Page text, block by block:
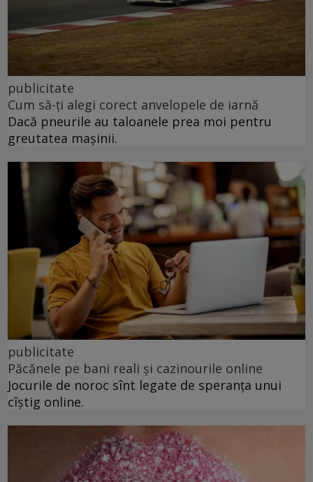
publicitate
Cum să-ți alegi corect anvelopele de iarnă
Dacă pneurile au taloanele prea moi pentru
greutatea mașinii.
publicitate
Păcănele pe bani reali și cazinourile online
Jocurile de noroc sînt legate de speranța unui
cîștig online.